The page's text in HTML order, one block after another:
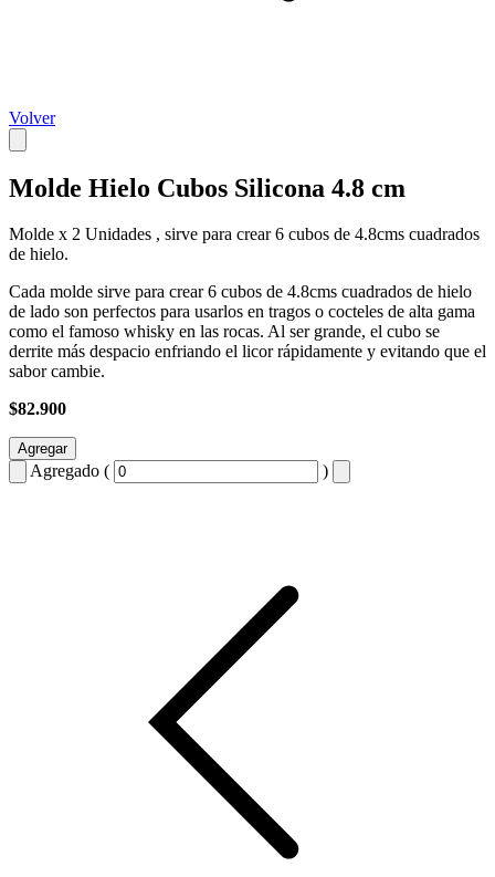
Volver
Molde Hielo Cubos Silicona 4.8 cm
Molde x 2 Unidades , sirve para crear 6 cubos de 4.8cms cuadrados
de hielo.
Cada molde sirve para crear 6 cubos de 4.8cms cuadrados de hielo
de lado son perfectos para usarlos en tragos o cocteles de alta gama
como el famoso whisky en las rocas. Al ser grande, el cubo se
derrite más despacio enfriando el licor rápidamente y evitando que el
sabor cambie.
$82.900
Agregar
Agregado ( )